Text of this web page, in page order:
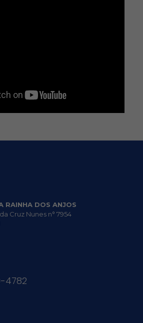
RAINHA DOS ANJOS
Cruz Nunes n° 7954
4782